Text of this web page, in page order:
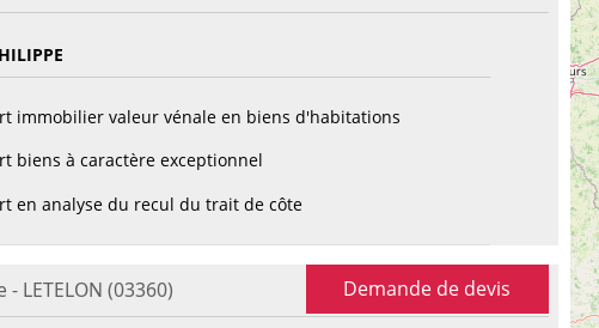
immobilier valeur vénale en biens d'habitations
biens à caractère exceptionnel
en analyse du recul du trait de côte
LETELON (03360) Demande de devis